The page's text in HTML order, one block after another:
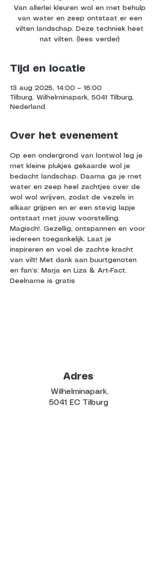
Van allerlei kleuren wol en met behulp
van water en zeep ontstaat er een
vilten landschap. Deze techniek heet
nat vilten. (lees verder)
Tijd en locatie
13 aug 2025, 14:00 – 16:00
Tilburg, Wilhelminapark, 5041 Tilburg,
Nederland
Over het evenement
Op een ondergrond van lontwol leg je
met kleine plukjes gekaarde wol je
bedacht landschap. Daarna ga je met
water en zeep heel zachtjes over de
wol wol wrijven, zodat de vezels in
elkaar grijpen en er een stevig lapje
ontstaat met jouw voorstelling.
Magisch!. Gezellig, ontspannen en voor
iedereen toegankelijk. Laat je
inspireren en voel de zachte kracht
van vilt! Met dank aan buurtgenoten
en fan’s: Marja en Liza & Art-Fact.
Deelname is gratis
Adres
Wilhelminapark,
5041 EC Tilburg